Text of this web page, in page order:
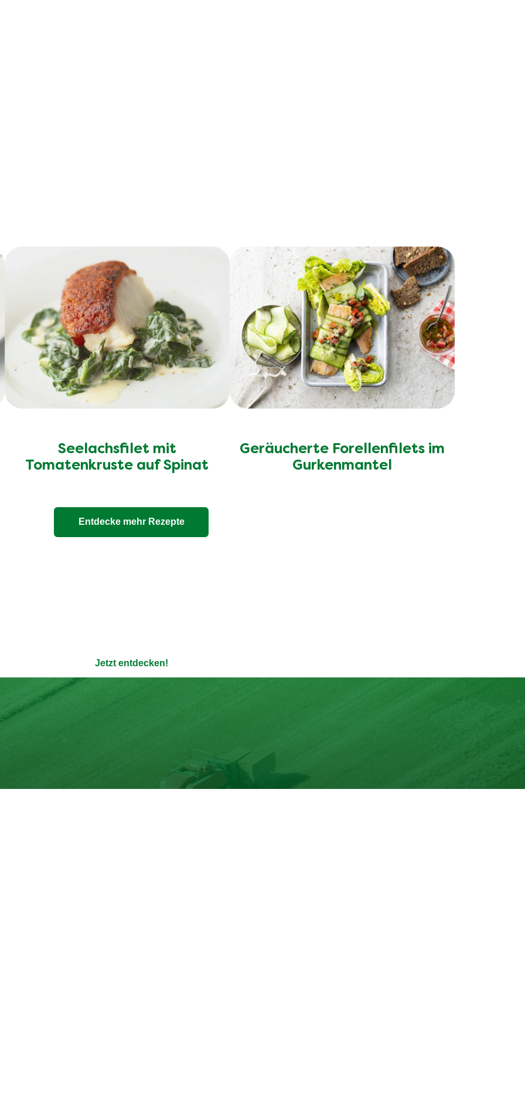
Seelachsfilet mit
Tomatenkruste auf Spinat
Geräucherte Forellenfilets im
Gurkenmantel
Entdecke mehr Rezepte
transparent wie die Verpackung - ohne Zusatzstoffe und mit max. 10 Zutaten.
Jetzt entdecken!